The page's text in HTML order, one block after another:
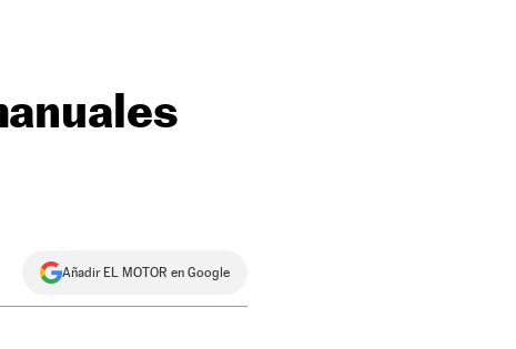
Añadir EL MOTOR en Google